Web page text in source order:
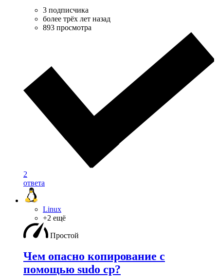
3 подписчика
более трёх лет назад
893 просмотра
2
ответа
Linux
+2 ещё
Простой
Чем опасно копирование с
помощью sudo cp?